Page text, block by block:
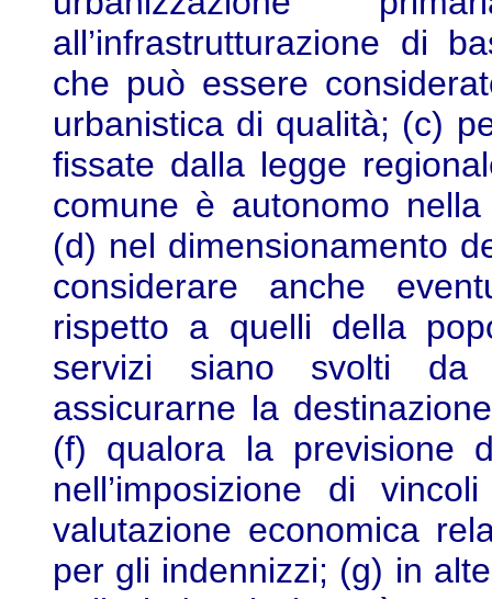
all’infrastrutturazione di
che può essere
urbanistica di qualità; (c)
fissate dalla legge
comune è autonomo
(d) nel dimensionamento
considerare anche
rispetto a quelli della
servizi siano svolti da
assicurarne la
(f) qualora la previsione
nell’imposizione di
valutazione economica
per gli indennizzi; (g) in